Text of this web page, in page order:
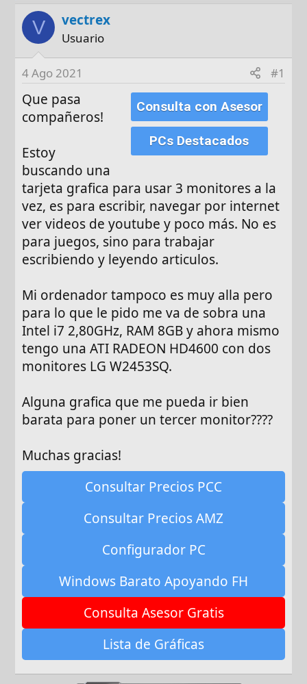
a
d
n
c
s
V vectrex
Usuario
4 Ago 2021 #1
Consulta con Asesor
PCs Destacados
Que pasa
compañeros!
Estoy
buscando una
tarjeta grafica para usar 3 monitores a la
vez, es para escribir, navegar por internet
ver videos de youtube y poco más. No es
para juegos, sino para trabajar
escribiendo y leyendo articulos.
Mi ordenador tampoco es muy alla pero
para lo que le pido me va de sobra una
Intel i7 2,80GHz, RAM 8GB y ahora mismo
tengo una ATI RADEON HD4600 con dos
monitores LG W2453SQ.
Alguna grafica que me pueda ir bien
barata para poner un tercer monitor????
Muchas gracias!
Consultar Precios PCC
Consultar Precios AMZ
Configurador PC
Windows Barato Apoyando FH
Consulta Asesor Gratis
Lista de Gráficas